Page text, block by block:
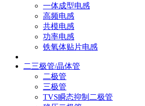
一体成型电感
高频电感
共模电感
功率电感
铁氧体贴片电感
二三极管/晶体管
二极管
三极管
TVS瞬态抑制二极管